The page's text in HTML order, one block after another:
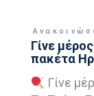
Γίνε
πακέτα
Γίνε